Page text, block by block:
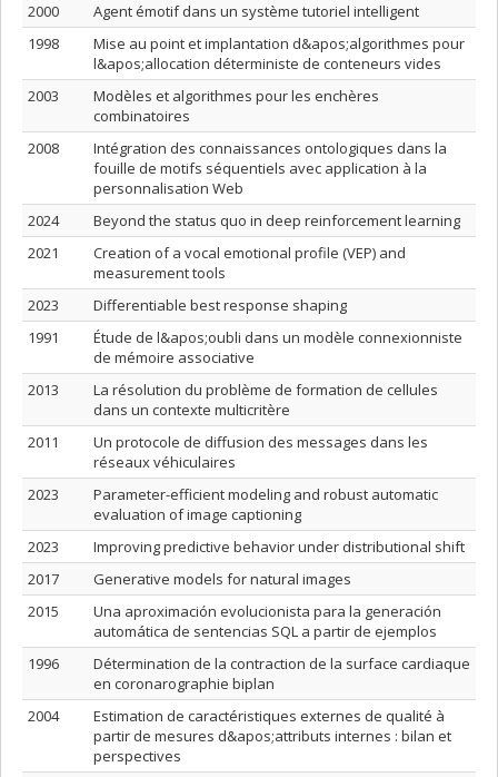
2000
Agent émotif dans un système tutoriel intelligent
1998
Mise au point et implantation d&apos;algorithmes pour
l&apos;allocation déterministe de conteneurs vides
2003
Modèles et algorithmes pour les enchères
combinatoires
2008
Intégration des connaissances ontologiques dans la
fouille de motifs séquentiels avec application à la
personnalisation Web
2024
Beyond the status quo in deep reinforcement learning
2021
Creation of a vocal emotional profile (VEP) and
measurement tools
2023
Differentiable best response shaping
1991
Étude de l&apos;oubli dans un modèle connexionniste
de mémoire associative
2013
La résolution du problème de formation de cellules
dans un contexte multicritère
2011
Un protocole de diffusion des messages dans les
réseaux véhiculaires
2023
Parameter-efficient modeling and robust automatic
evaluation of image captioning
2023
Improving predictive behavior under distributional shift
2017
Generative models for natural images
2015
Una aproximación evolucionista para la generación
automática de sentencias SQL a partir de ejemplos
1996
Détermination de la contraction de la surface cardiaque
en coronarographie biplan
2004
Estimation de caractéristiques externes de qualité à
partir de mesures d&apos;attributs internes : bilan et
perspectives